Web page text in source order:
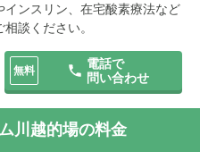
ンスリン、在宅酸素療法など
談ください。
無料
電話で
問い合わせ
川越的場の料金